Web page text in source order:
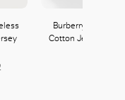
Burberry
Cotton Jersey